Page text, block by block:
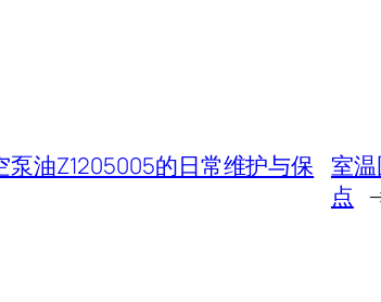
泵油Z1205005的日常维护与保
室
点